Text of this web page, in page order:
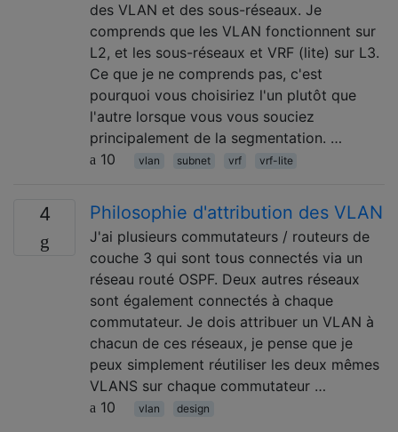
des VLAN et des sous-réseaux. Je
comprends que les VLAN fonctionnent sur
L2, et les sous-réseaux et VRF (lite) sur L3.
Ce que je ne comprends pas, c'est
pourquoi vous choisiriez l'un plutôt que
l'autre lorsque vous vous souciez
principalement de la segmentation. …
10
vlan subnet vrf vrf-lite
4 Philosophie d'attribution des VLAN
J'ai plusieurs commutateurs / routeurs de
couche 3 qui sont tous connectés via un
réseau routé OSPF. Deux autres réseaux
sont également connectés à chaque
commutateur. Je dois attribuer un VLAN à
chacun de ces réseaux, je pense que je
peux simplement réutiliser les deux mêmes
VLANS sur chaque commutateur …
10
vlan design